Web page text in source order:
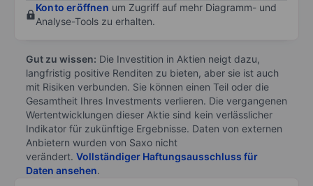
Konto eröffnen um Zugriff auf mehr Diagramm- und
Analyse-Tools zu erhalten.
Gut zu wissen: Die Investition in Aktien neigt dazu,
langfristig positive Renditen zu bieten, aber sie ist auch
mit Risiken verbunden. Sie können einen Teil oder die
Gesamtheit Ihres Investments verlieren. Die vergangenen
Wertentwicklungen dieser Aktie sind kein verlässlicher
Indikator für zukünftige Ergebnisse. Daten von externen
Anbietern wurden von Saxo nicht
verändert. Vollständiger Haftungsausschluss für
Daten ansehen.